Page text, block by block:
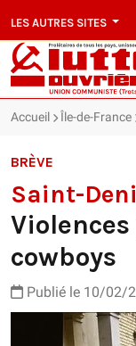
LES AUTRES SITES
Accueil Île-de-France
BRÈVE
Saint-
cowboys
Publié le 10/02/